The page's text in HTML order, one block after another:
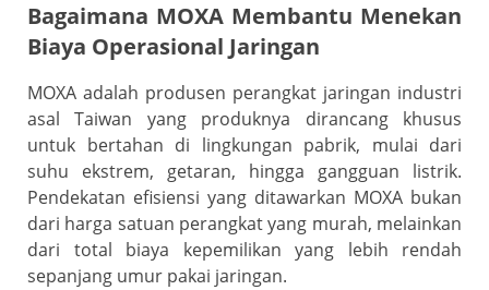
Bagaimana MOXA Membantu Menekan
Biaya Operasional Jaringan
MOXA adalah produsen perangkat jaringan industri
asal Taiwan yang produknya dirancang khusus
untuk bertahan di lingkungan pabrik, mulai dari
suhu ekstrem, getaran, hingga gangguan listrik.
Pendekatan efisiensi yang ditawarkan MOXA bukan
dari harga satuan perangkat yang murah, melainkan
dari total biaya kepemilikan yang lebih rendah
sepanjang umur pakai jaringan.